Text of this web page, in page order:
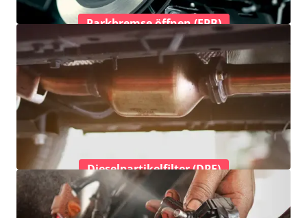
Parkbremse öffnen (EPB)
Dieselpartikelfilter (DPF)